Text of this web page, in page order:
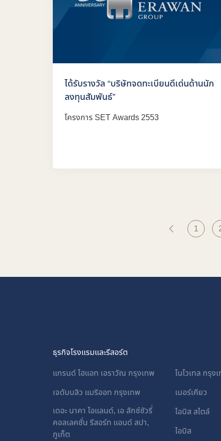
ได้รับรางวัล “บริษัทจดทะเบียนดีเด่นด้านนัก
ลงทุนสัมพันธ์”
โครงการ SET Awards 2553
1
ธุรกิจโรงแรมและรีสอร์ต
แกรนด์ ไฮแอท เอราวัณ กรุงเทพ
เจดับบลิว แมริออท กรุงเทพ
เดอะ นาคา ไอแลนด์, เอ ลักซ์ชัวรี่
คอลเลคชั่น รีสอร์ท แอนด์ สปา,
ภูเก็ต
โนโวเทล กรุ
เมอร์เคียว
ไอบิส สไตล์
ไอบิส